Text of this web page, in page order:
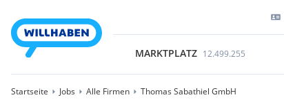
MARKTPLATZ 12.499.255
Startseite Jobs Alle Firmen Thomas Sabathiel GmbH